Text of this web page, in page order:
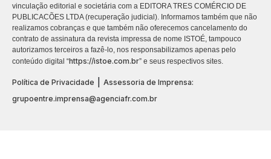
vinculação editorial e societária com a EDITORA TRES COMÉRCIO DE
PUBLICACÕES LTDA (recuperação judicial). Informamos também que não
realizamos cobranças e que também não oferecemos cancelamento do
contrato de assinatura da revista impressa de nome ISTOÉ, tampouco
autorizamos terceiros a fazê-lo, nos responsabilizamos apenas pelo
conteúdo digital “https://istoe.com.br” e seus respectivos sites.
Política de Privacidade
Assessoria de Imprensa:
grupoentre.imprensa@agenciafr.com.br